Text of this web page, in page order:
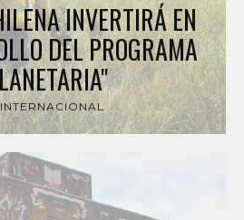
INVERTIRÁ EN
DEL PROGRAMA
INTERNACIONAL